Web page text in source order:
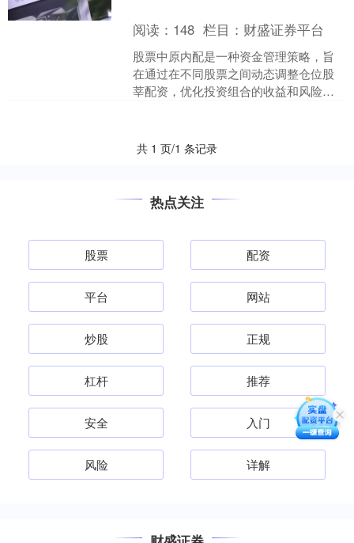
阅读： 148 栏目： 财盛证券平台
股票中原内配是一种资金管理策略，旨
在通过在不同股票之间动态调整仓位股
莘配资，优化投资组合的收益和风险。
共 1 页/1 条记录
热点关注
股票 配资
平台 网站
炒股 正规
杠杆 推荐
安全 入门
风险 详解